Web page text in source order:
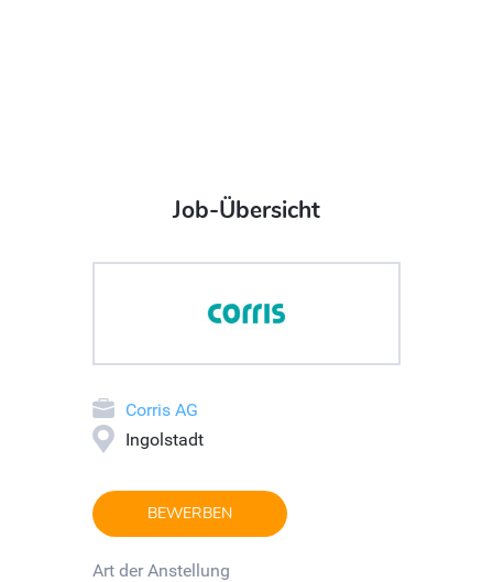
Job-Übersicht
Corris AG
Ingolstadt
BEWERBEN
Art der Anstellung